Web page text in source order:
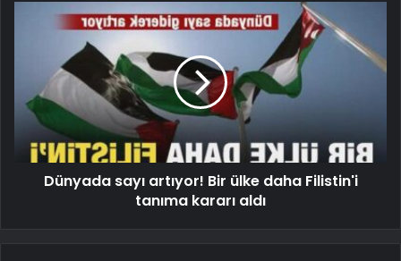
Dünyada sayı artıyor! Bir ülke daha Filistin'i
tanıma kararı aldı